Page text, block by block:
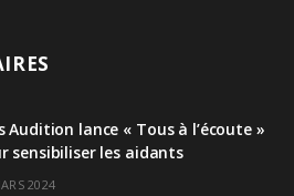
Audition lance « Tous à l’écoute »
sensibiliser les aidants
2024